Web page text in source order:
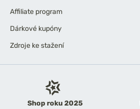
Shop roku 2025
Affiliate program
Dárkové kupóny
Zdroje ke stažení